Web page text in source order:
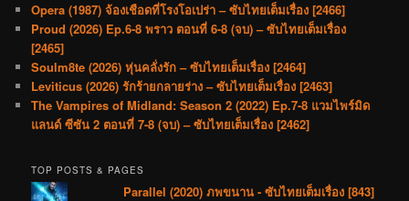
Opera (1987) จ้องเชือดที่โรงโอเปร่า – ซับไทยเต็มเรื่อง [2466]
Proud (2026) Ep.6-8 พราว ตอนที่ 6-8 (จบ) – ซับไทยเต็มเรื่อง
[2465]
Soulm8te (2026) หุ่นคลั่งรัก – ซับไทยเต็มเรื่อง [2464]
Leviticus (2026) รักร้ายกลายร่าง – ซับไทยเต็มเรื่อง [2463]
The Vampires of Midland: Season 2 (2022) Ep.7-8 แวมไพร์มิด
แลนด์ ซีซัน 2 ตอนที่ 7-8 (จบ) – ซับไทยเต็มเรื่อง [2462]
TOP POSTS & PAGES
Parallel (2020) ภพขนาน - ซับไทยเต็มเรื่อง [843]